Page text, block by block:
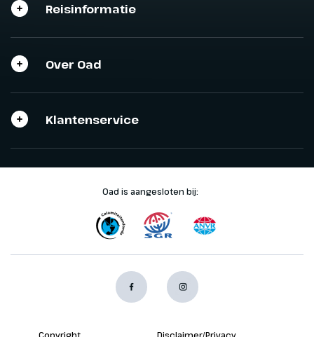
Reisinformatie
Over Oad
Klantenservice
Oad is aangesloten bij:
Copyright Disclaimer/Privacy